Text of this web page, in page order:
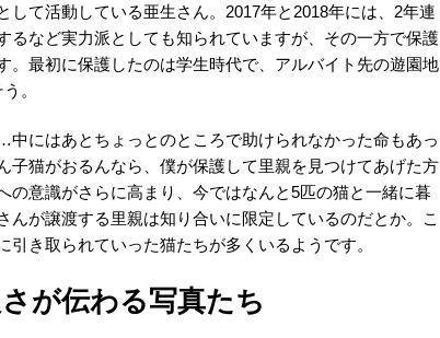
して活動している亜生さん。2017年と2018年には、2年連
るなど実力派としても知られていますが、その一方で保護
。最初に保護したのは学生時代で、アルバイト先の遊園地
。
にはあとちょっとのところで助けられなかった命もあっ
子猫がおるんなら、僕が保護して里親を見つけてあげた方
の意識がさらに高まり、今ではなんと5匹の猫と一緒に暮
んが譲渡する里親は知り合いに限定しているのだとか。こ
き取られていった猫たちが多くいるようです。
が伝わる写真たち